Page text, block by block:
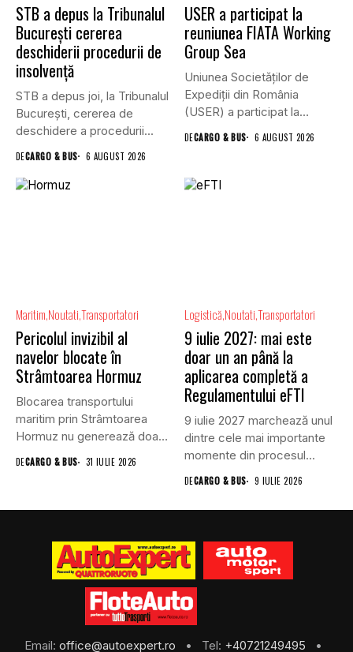
STB a depus la Tribunalul
București cererea
deschiderii procedurii de
insolvență
STB a depus joi, la Tribunalul
Bucureşti, cererea de
deschidere a procedurii...
DECARGO & BUS 6 AUGUST 2026
USER a participat la
reuniunea FIATA Working
Group Sea
Uniunea Societăților de
Expediții din România
(USER) a participat la
DECARGO & BUS 6 AUGUST 2026
Maritim NoutatiTransportatori
Pericolul invizibil al
navelor blocate în
Strâmtoarea Hormuz
Blocarea transportului
maritim prin Strâmtoarea
Hormuz nu generează doar
efecte economice și...
DECARGO & BUS 31 IULIE 2026
Logistică NoutatiTransportatori
9 iulie 2027: mai este
doar un an până la
aplicarea completă a
Regulamentului eFTI
9 iulie 2027 marchează unul
dintre cele mai importante
momente din procesul...
DECARGO & BUS 9 IULIE 2026
Email: office@autoexpert.ro • Tel: +40721249495 •